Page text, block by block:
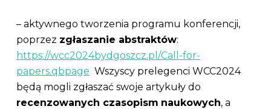
– aktywnego tworzenia programu konferencji,
poprzez zgłaszanie abstraktów:
https://wcc2024bydgoszcz.pl/Call-for-
papers.qbpage Wszyscy prelegenci WCC2024
będą mogli zgłaszać swoje artykuły do
recenzowanych czasopism naukowych, a